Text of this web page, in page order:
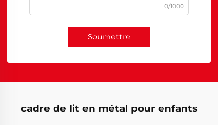
0/1000
Soumettre
cadre de lit en métal pour enfants